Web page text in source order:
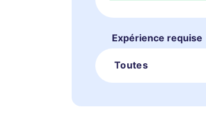
Expérience requise
Toutes